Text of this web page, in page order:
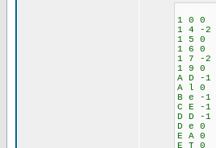
1 0 0
1 4 -2
1 5 0
1 6 0
1 7 -2
1 9 0
A D -1
A l 0
B e -1
C E -1
D D -1
D e 0
E A 0
E T 0